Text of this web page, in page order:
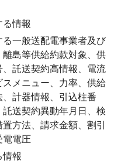
情報
一般送配電事業者及び
島等供給約款対象、供
託送契約高情報、電流
メニュー、力率、供給
計器情報、引込柱番
送契約異動年月日、検
方法、請求金額、割引
電電圧
報